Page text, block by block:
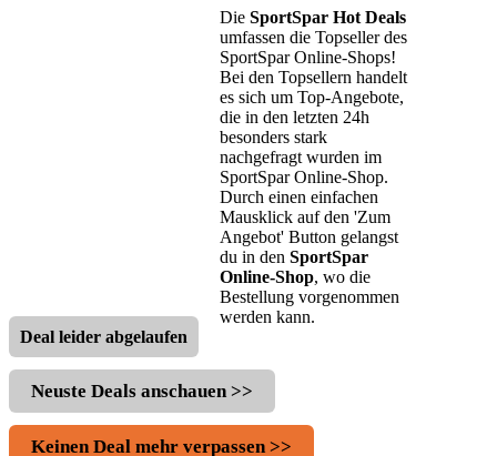
Die SportSpar Hot Deals
umfassen die Topseller des
SportSpar Online-Shops!
Bei den Topsellern handelt
es sich um Top-Angebote,
die in den letzten 24h
besonders stark
nachgefragt wurden im
SportSpar Online-Shop.
Durch einen einfachen
Mausklick auf den 'Zum
Angebot' Button gelangst
du in den SportSpar
Online-Shop, wo die
Bestellung vorgenommen
werden kann.
Deal leider abgelaufen
Neuste Deals anschauen >>
Keinen Deal mehr verpassen >>